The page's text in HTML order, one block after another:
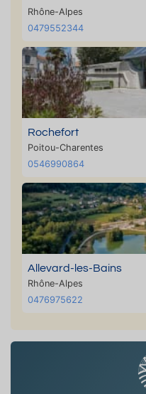
Rhône-Alpes
0479552344
Rochefort
Poitou-Charentes
0546990864
Allevard-les-Bains
Rhône-Alpes
0476975622